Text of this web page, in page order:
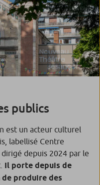
publics
est un acteur culturel
labellisé Centre
depuis 2024 par le
Il porte depuis de
de produire des